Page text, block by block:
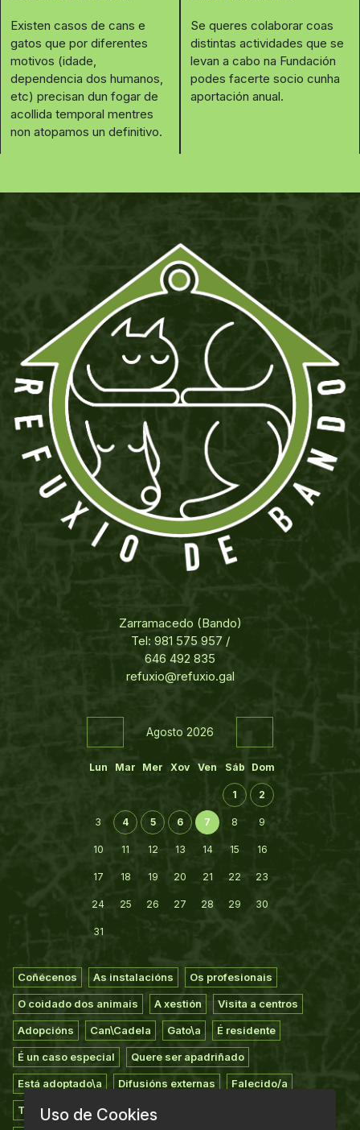
Existen casos de cans e
gatos que por diferentes
motivos (idade,
dependencia dos humanos,
etc) precisan dun fogar de
acollida temporal mentres
non atopamos un definitivo.
Se queres colaborar coas
distintas actividades que se
levan a cabo na Fundación
podes facerte socio cunha
aportación anual.
Zarramacedo (Bando)
Tel: 981 575 957 /
646 492 835
refuxio@refuxio.gal
Agosto 2026
Lun Mar Mer Xov Ven Sáb Dom
1 2
3 4 5 6 7 8 9
10 11 12 13 14 15 16
17 18 19 20 21 22 23
24 25 26 27 28 29 30
31
Coñécenos As instalacións Os profesionais
O coidado dos animais A xestión Visita a centros
Adopcións Can\Cadela Gato\a É residente
É un caso especial Quere ser apadriñado
Está adoptado\a Difusións externas Falecido/a
Todos os animais Extravíos
Uso de Cookies